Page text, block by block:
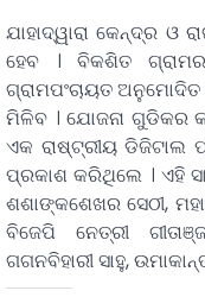
ଯାହାଦ୍ୱାରା କେନ୍ଦ୍ର ଓ
ହେବ । ବିକଶିତ
ଗ୍ରାମପଂଚାୟତ
ମିଳିବ । ଯୋଜନା ଗୁଡିକର
ଏକ ରାଷ୍ଟ୍ରୀୟ ଡିଜିଟାଲ
ପ୍ରକାଶ କରିଥିଲେ । ଏହି
ଶଶାଙ୍କଶେଖର ସେଠୀ,
ବିଜେପି ନେତ୍ରୀ
ଗଗନବିହାରୀ ସାହୁ,